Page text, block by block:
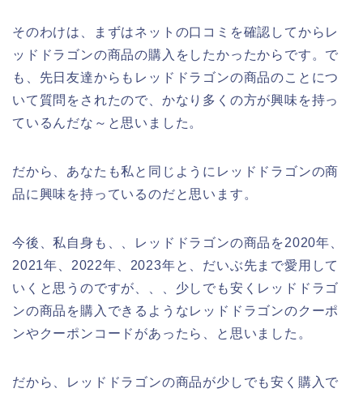
そのわけは、まずはネットの口コミを確認してからレ
ッドドラゴンの商品の購入をしたかったからです。で
も、先日友達からもレッドドラゴンの商品のことにつ
いて質問をされたので、かなり多くの方が興味を持っ
ているんだな～と思いました。
だから、あなたも私と同じようにレッドドラゴンの商
品に興味を持っているのだと思います。
今後、私自身も、、レッドドラゴンの商品を2020年、
2021年、2022年、2023年と、だいぶ先まで愛用して
いくと思うのですが、、、少しでも安くレッドドラゴ
ンの商品を購入できるようなレッドドラゴンのクーポ
ンやクーポンコードがあったら、と思いました。
だから、レッドドラゴンの商品が少しでも安く購入で